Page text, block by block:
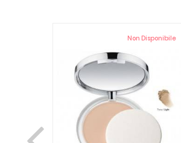
Non Disponibile